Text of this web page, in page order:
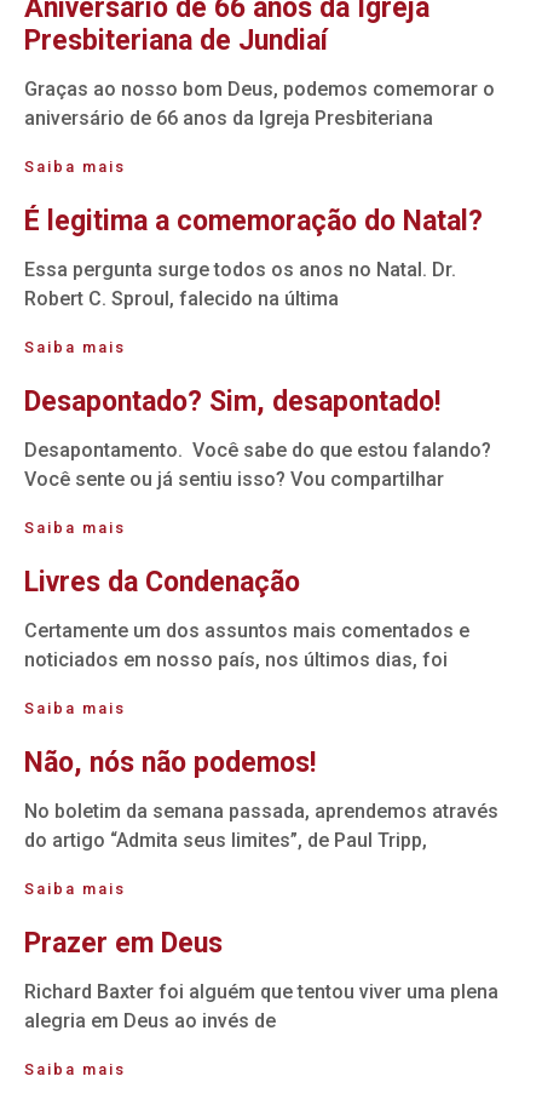
Aniversário de 66 anos da Igreja
Presbiteriana de Jundiaí
Graças ao nosso bom Deus, podemos comemorar o
aniversário de 66 anos da Igreja Presbiteriana
Saiba mais
É legitima a comemoração do Natal?
Essa pergunta surge todos os anos no Natal. Dr.
Robert C. Sproul, falecido na última
Saiba mais
Desapontado? Sim, desapontado!
Desapontamento. Você sabe do que estou falando?
Você sente ou já sentiu isso? Vou compartilhar
Saiba mais
Livres da Condenação
Certamente um dos assuntos mais comentados e
noticiados em nosso país, nos últimos dias, foi
Saiba mais
Não, nós não podemos!
No boletim da semana passada, aprendemos através
do artigo “Admita seus limites”, de Paul Tripp,
Saiba mais
Prazer em Deus
Richard Baxter foi alguém que tentou viver uma plena
alegria em Deus ao invés de
Saiba mais